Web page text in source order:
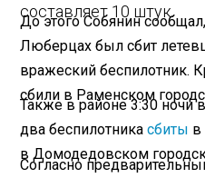
составляет 10 штук.
До этого Собянин
Люберцах был сбит
вражеский беспилотник.
сбили в Раменском
Также в районе 3:30 ночи
два беспилотникасбиты в
в Домодедовском
Согласно